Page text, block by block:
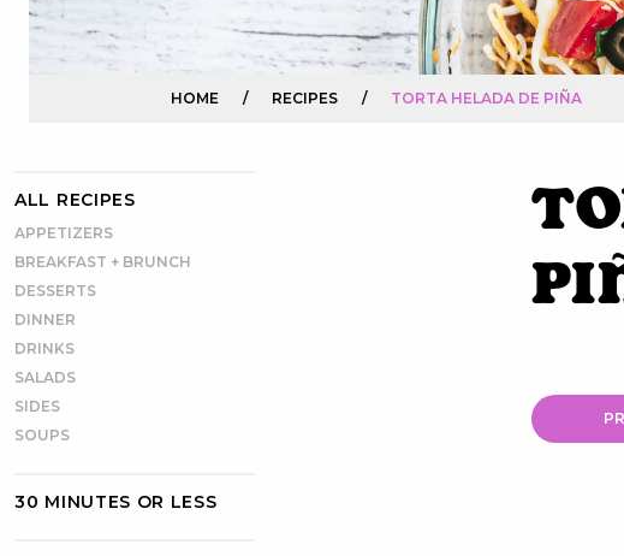
HOME / RECIPES / TORTA HELADA DE PIÑA
ALL RECIPES
APPETIZERS
BREAKFAST + BRUNCH
DESSERTS
DINNER
DRINKS
SALADS
SIDES
SOUPS
30 MINUTES OR LESS